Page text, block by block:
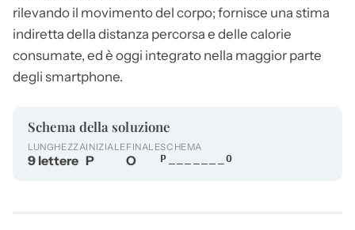
rilevando il movimento del corpo; fornisce una stima
indiretta della distanza percorsa e delle calorie
consumate, ed è oggi integrato nella maggior parte
degli smartphone.
Schema della soluzione
LUNGHEZZA
9 lettere
INIZIALE
P
FINALE
O
SCHEMA
P_______O